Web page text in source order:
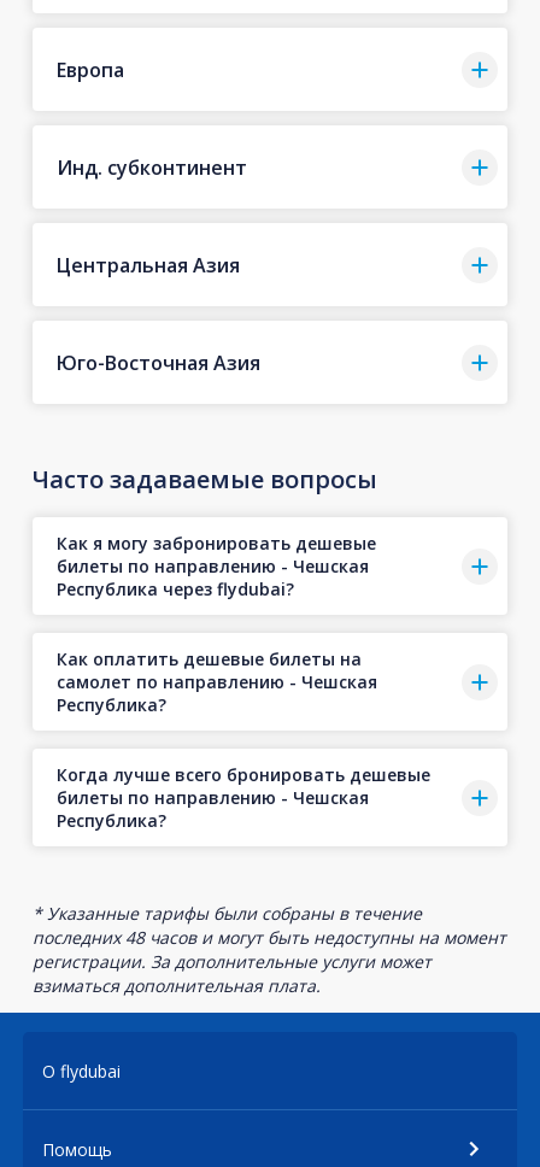
Европа
Инд. субконтинент
Центральная Азия
Юго-Восточная Азия
Часто задаваемые вопросы
Как я могу забронировать дешевые
билеты по направлению - Чешская
Республика через flydubai?
Как оплатить дешевые билеты на
самолет по направлению - Чешская
Республика?
Когда лучше всего бронировать дешевые
билеты по направлению - Чешская
Республика?
* Указанные тарифы были собраны в течение
последних 48 часов и могут быть недоступны на момент
регистрации. За дополнительные услуги может
взиматься дополнительная плата.
О flydubai
Помощь